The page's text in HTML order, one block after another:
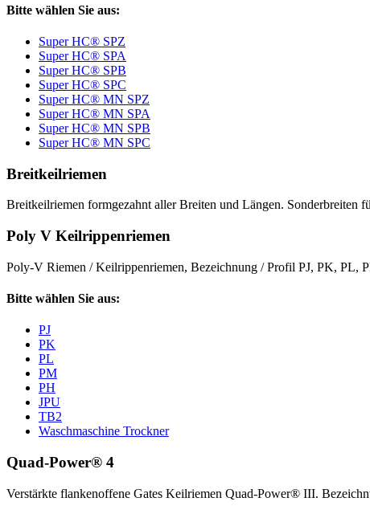
Bitte wählen Sie aus:
Super HC® SPZ
Super HC® SPA
Super HC® SPB
Super HC® SPC
Super HC® MN SPZ
Super HC® MN SPA
Super HC® MN SPB
Super HC® MN SPC
Breitkeilriemen
Breitkeilriemen formgezahnt aller Breiten und Längen. Sonderbreiten
Poly V Keilrippenriemen
Poly-V Riemen / Keilrippenriemen, Bezeichnung / Profil PJ, PK, PL,
Bitte wählen Sie aus:
PJ
PK
PL
PM
PH
JPU
TB2
Waschmaschine Trockner
Quad-Power® 4
Verstärkte flankenoffene Gates Keilriemen Quad-Power® III.